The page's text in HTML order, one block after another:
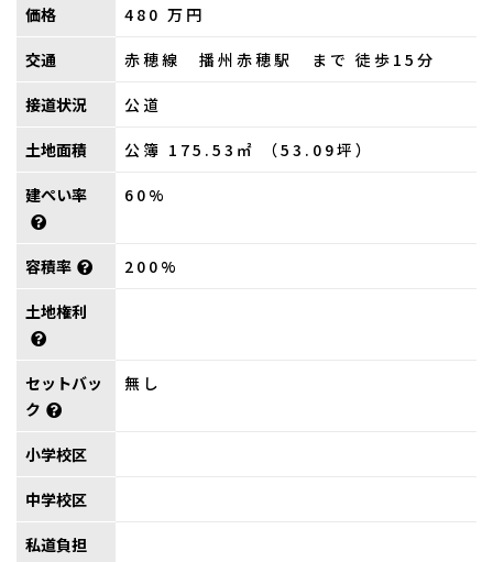
価格 480 万円
交通 赤穂線 播州赤穂駅 まで 徒歩15分
接道状況 公道
土地面積 公簿 175.53㎡ （53.09坪）
建ぺい率 60%
容積率 200%
土地権利
セットバッ
ク
無し
小学校区
中学校区
私道負担